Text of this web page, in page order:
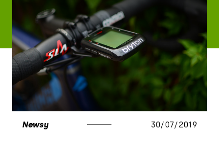
Newsy 30/07/2019